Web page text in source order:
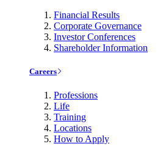
Financial Results
Corporate Governance
Investor Conferences
Shareholder Information
Careers
Professions
Life
Training
Locations
How to Apply